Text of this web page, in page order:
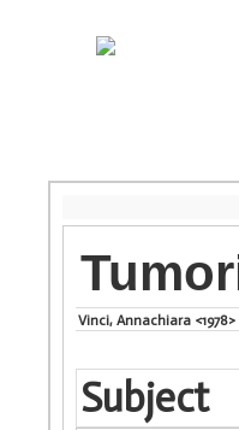
Vinci, Annachiara <1978>
Subject